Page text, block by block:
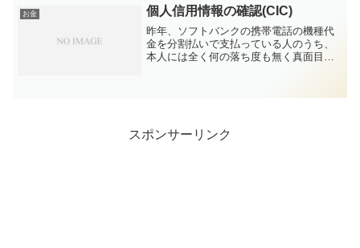
躍動したいと思っています。・株式会社
紀文食品 コーポレー...
お金 個人信用情報の確認(CIC)
昨年、ソフトバンクの携帯電話の機種代
金を分割払いで支払っている人のうち、
本人には全く何の落ち度も無く真面目に
スポンサーリンク